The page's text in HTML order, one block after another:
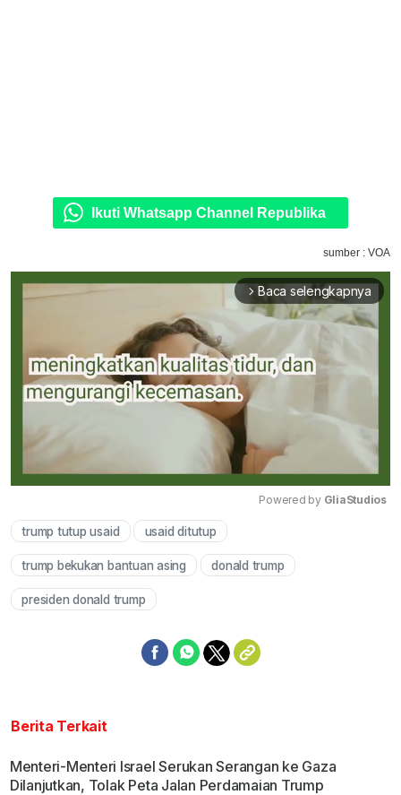
Ikuti Whatsapp Channel Republika
sumber : VOA
arrow_forward_ios Baca selengkapnya
Powered by GliaStudios
trump tutup usaid usaid ditutup
trump bekukan bantuan asing donald trump
presiden donald trump
Berita Terkait
Menteri-Menteri Israel Serukan Serangan ke Gaza
Dilanjutkan, Tolak Peta Jalan Perdamaian Trump